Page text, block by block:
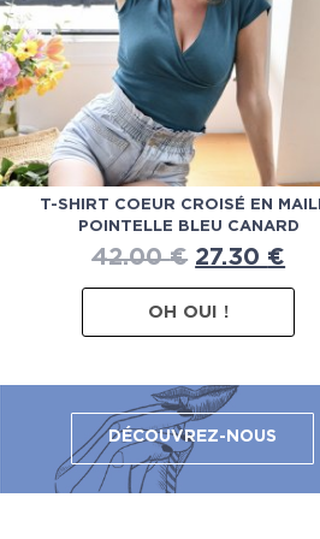
T-SHIRT COEUR CROISÉ EN
POINTELLE BLEU CANARD
42.00€ 27.30 €
OH OUI !
DÉCOUVREZ-NOUS